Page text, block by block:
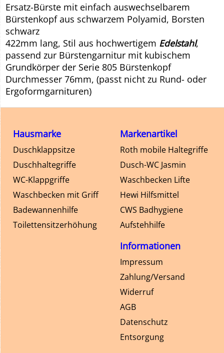
Ersatz-Bürste mit einfach auswechselbarem
Bürstenkopf aus schwarzem Polyamid, Borsten
schwarz
422mm lang, Stil aus hochwertigem Edelstahl,
passend zur Bürstengarnitur mit kubischem
Grundkörper der Serie 805 Bürstenkopf
Durchmesser 76mm, (passt nicht zu Rund- oder
Ergoformgarnituren)
Markenartikel
Roth mobile Haltegriffe
Dusch-WC Jasmin
Waschbecken Lifte
Hewi Hilfsmittel
CWS Badhygiene
Aufstehhilfe
Hausmarke
Duschklappsitze
Duschhaltegriffe
WC-Klappgriffe
Waschbecken mit Griff
Badewannenhilfe
Toilettensitzerhöhung
Informationen
Impressum
Zahlung/Versand
Widerruf
AGB
Datenschutz
Entsorgung